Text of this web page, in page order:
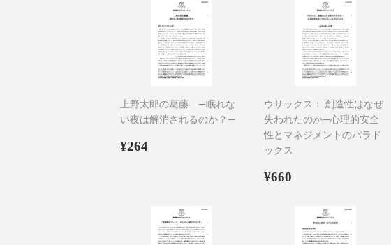
上野太郎の葛藤 ―眠れな
い夜は解消されるのか？―
通
¥264
ウサックス： 創造性はなぜ
失われたのか―心理的安全
性とマネジメントのパラド
ックス
通
¥660